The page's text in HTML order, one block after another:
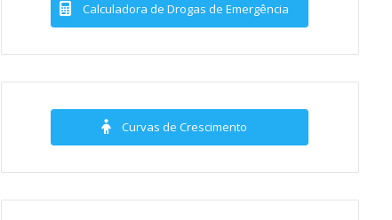
Calculadora de Drogas de Emergência
Curvas de Crescimento